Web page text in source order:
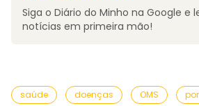
Siga o Diário do Minho na Google e
notícias em primeira mão!
saúde doenças OMS